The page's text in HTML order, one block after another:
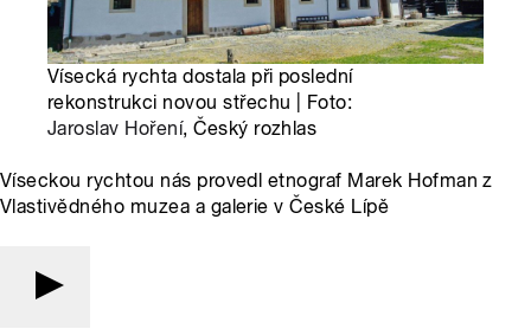
Vísecká rychta dostala při poslední
rekonstrukci novou střechu | Foto:
Jaroslav Hoření, Český rozhlas
Víseckou rychtou nás provedl etnograf Marek Hofman z
Vlastivědného muzea a galerie v České Lípě